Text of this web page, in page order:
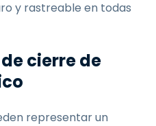
y rastreable en todas
cierre de
representar un